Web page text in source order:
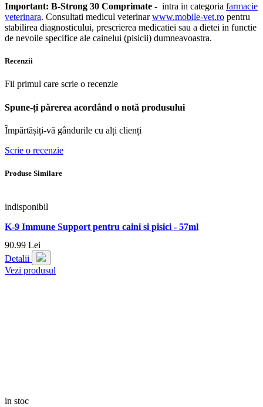
Important: B-Strong 30 Comprimate - intra in categoria farmacie
veterinara. Consultati medicul veterinarwww.mobile-vet.ro pentru
stabilirea diagnosticului, prescrierea medicatiei sau a dietei in functie
de nevoile specifice ale cainelui (pisicii) dumneavoastra.
Recenzii
Fii primul care scrie o recenzie
Spune-ți părerea acordând o notă produsului
Împărtășiți-vă gândurile cu alți clienți
Scrie o recenzie
Produse Similare
indisponibil
K-9 Immune Support pentru caini si pisici - 57ml
90.99 Lei
Detalii
Vezi produsul
in stoc